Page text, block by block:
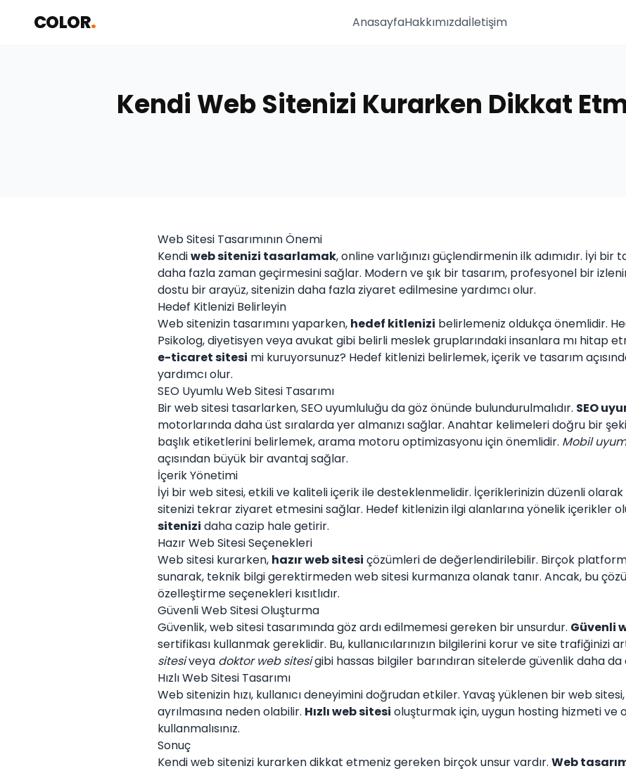
COLOR. AnasayfaHakkımızdaİletişim
Kendi Web Sitenizi Kurarken Dikkat
Web Sitesi Tasarımının Önemi
Kendiweb sitenizi tasarlamak, online varlığınızı güçlendirmenin ilk adımıdır. İyi
daha fazla zaman geçirmesini sağlar. Modern ve şık bir tasarım, profesyonel bir
dostu bir arayüz, sitenizin daha fazla ziyaret edilmesine yardımcı olur.
Hedef Kitlenizi Belirleyin
Web sitenizin tasarımını yaparken, hedef kitlenizi belirlemeniz oldukça önemlidir.
Psikolog, diyetisyen veya avukat gibi belirli meslek gruplarındaki insanlara mı hitap
e-ticaret sitesi mi kuruyorsunuz? Hedef kitlenizi belirlemek, içerik ve tasarım
yardımcı olur.
SEO Uyumlu Web Sitesi Tasarımı
Bir web sitesi tasarlarken, SEO uyumluluğu da göz önünde bulundurulmalıdır. SEO
motorlarında daha üst sıralarda yer almanızı sağlar. Anahtar kelimeleri doğru bir
başlık etiketlerini belirlemek, arama motoru optimizasyonu için önemlidir. Mobil
açısından büyük bir avantaj sağlar.
İçerik Yönetimi
İyi bir web sitesi, etkili ve kaliteli içerik ile desteklenmelidir. İçeriklerinizin düzenli olarak
sitenizi tekrar ziyaret etmesini sağlar. Hedef kitlenizin ilgi alanlarına yönelik içerikler
sitenizi daha cazip hale getirir.
Hazır Web Sitesi Seçenekleri
Web sitesi kurarken, hazır web sitesi çözümleri de değerlendirilebilir. Birçok
sunarak, teknik bilgi gerektirmeden web sitesi kurmanıza olanak tanır. Ancak, bu
özelleştirme seçenekleri kısıtlıdır.
Güvenli Web Sitesi Oluşturma
Güvenlik, web sitesi tasarımında göz ardı edilmemesi gereken bir unsurdur. Güvenli
sertifikası kullanmak gereklidir. Bu, kullanıcılarınızın bilgilerini korur ve site trafiğinizi
sitesiveya doktor web sitesigibi hassas bilgiler barındıran sitelerde güvenlik daha da
Hızlı Web Sitesi Tasarımı
Web sitenizin hızı, kullanıcı deneyimini doğrudan etkiler. Yavaş yüklenen bir web
ayrılmasına neden olabilir. Hızlı web sitesi oluşturmak için, uygun hosting hizmeti ve
kullanmalısınız.
Sonuç
Kendi web sitenizi kurarken dikkat etmeniz gereken birçok unsur vardır. Web